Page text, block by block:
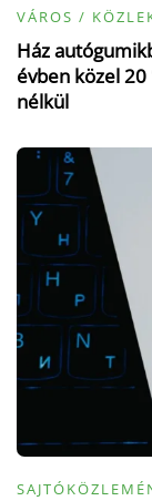
VÁROS /
Ház
évben közel
nélkül